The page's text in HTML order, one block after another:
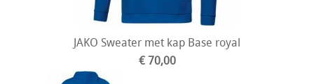
JAKO Sweater met kap Base royal
€ 70,00